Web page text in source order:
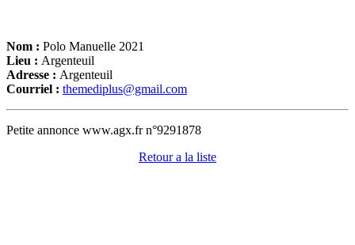
Nom : Polo Manuelle 2021
Lieu : Argenteuil
Adresse : Argenteuil
Courriel : themediplus@gmail.com
Petite annonce www.agx.fr n°9291878
Retour a la liste